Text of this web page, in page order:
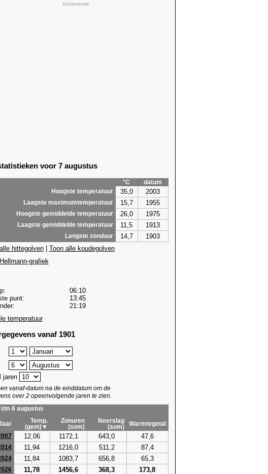
Advertentie
voor 7 augustus
°C
datum
Hoogste temperatuur
35,0 2003
Laagste maximumtemperatuur 15,7 1955
Hoogste gemiddelde temperatuur 26,0 1975
Laagste gemiddelde temperatuur 11,5 1913
Langste zonduur 14,7
1903
hittegolven| Toon alle koudegolven
grafiek
06:10
punt:
13:45
21:19
temperatuur
vanaf 1901
jaren
vanaf-datum na de einddatum om de
over 2 opeenvolgende jaren te zien.
t/m 6 augustus
Temp.
(gem)▼
Zonuren
(som)
Neerslag
(som)
Warmtegetal
12,06 1172,1 643,0 47,6
11,94 1216,0 511,2 87,4
11,84 1083,7 656,8 65,3
11,78 1456,6 368,3 173,8